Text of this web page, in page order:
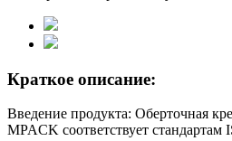
Краткое описание:
Введение продукта: Оберточная
MPACK соответствует стандартам